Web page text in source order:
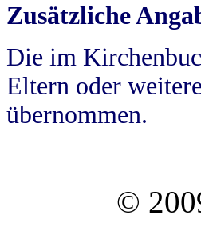
Zusätzliche
Die im
Eltern oder
übernommen.
©